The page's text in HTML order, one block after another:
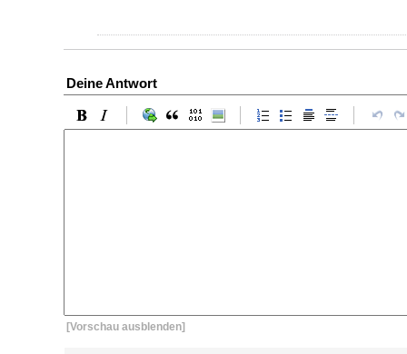
Deine Antwort
[Vorschau ausblenden]